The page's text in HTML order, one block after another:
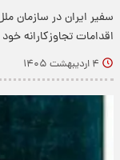
سفیر ایران در سازمان
اقدامات تجاوزکارانه
۴ اردیبهشت ۱۴۰۵